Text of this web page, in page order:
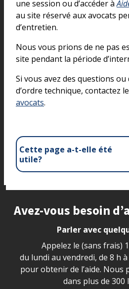
une session ou d’accéder à
au site réservé aux avocats
d’entretien.
Nous vous prions de ne pas
site pendant la période
Si vous avez des questions
d’ordre technique, contactez le
avocats.
Cette page a-t-elle été
utile?
Site footer
Avez-vous besoin
Parler avec
Appelez le (sans frais)
du lundi au vendredi, de 8 h à
pour obtenir de l’aide. Nous
dans plus de 300